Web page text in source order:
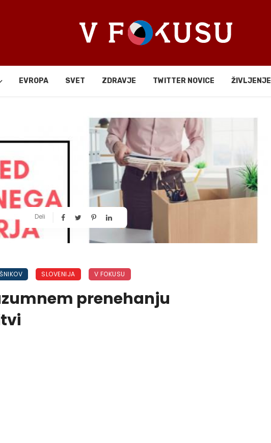
EVROPA SVET ZDRAVJE TWITTER NOVICE ŽIVLJENJE
Deli
SLOVENIJA V FOKUSU
prenehanju